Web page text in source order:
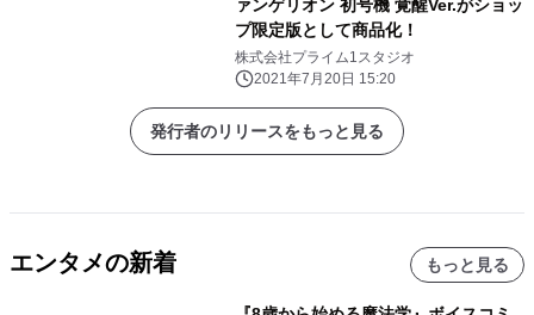
ァンゲリオン 初号機 覚醒Ver.がショッ
プ限定版として商品化！
株式会社プライム1スタジオ
2021年7月20日 15:20
発行者のリリースをもっと見る
エンタメの新着 もっと見る